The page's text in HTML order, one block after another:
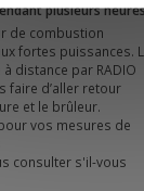
plusieurs
de combustion
fortes puissances.
distance par RADIO
faire d’aller retour
et le brûleur.
vos mesures de
consulter s'il-vous